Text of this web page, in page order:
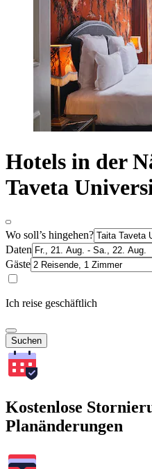
Hotels in der
Taveta
Wo soll’s hingehen?
Daten
Gäste
Ich reise geschäftlich
Suchen
Kostenlose
Planänderungen